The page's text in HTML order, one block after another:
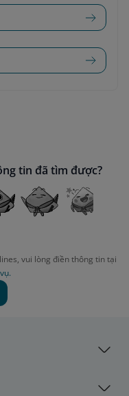
tin đã tìm được?
vui lòng điền thông tin tại